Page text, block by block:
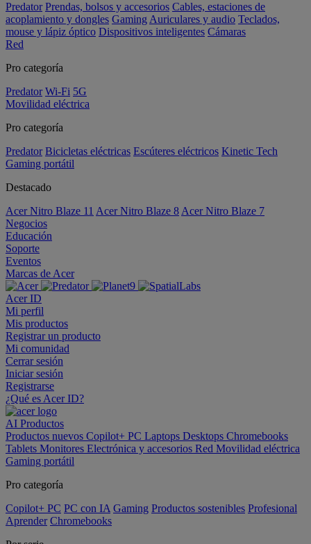
Predator Prendas, bolsos y accesorios Cables, estaciones de
acoplamiento y dongles Gaming Auriculares y audio Teclados,
mouse y lápiz óptico Dispositivos inteligentes Cámaras
Red
Pro categoría
Predator Wi-Fi 5G
Movilidad eléctrica
Pro categoría
Predator Bicicletas eléctricas Escúteres eléctricos Kinetic Tech
Gaming portátil
Destacado
Acer Nitro Blaze 11 Acer Nitro Blaze 8 Acer Nitro Blaze 7
Negocios
Educación
Soporte
Eventos
Marcas de Acer
Acer ID
Mi perfil
Mis productos
Registrar un producto
Mi comunidad
Cerrar sesión
Iniciar sesión
Registrarse
¿Qué es Acer ID?
AI Productos
Productos nuevos Copilot+ PC Laptops Desktops Chromebooks
Tablets Monitores Electrónica y accesorios Red Movilidad eléctrica
Gaming portátil
Pro categoría
Copilot+ PC PC con IA Gaming Productos sostenibles Profesional
Aprender Chromebooks